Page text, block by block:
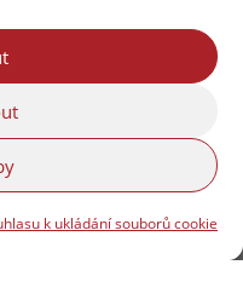
k ukládání souborů cookie
Ceník inzerce
cookies (EU)